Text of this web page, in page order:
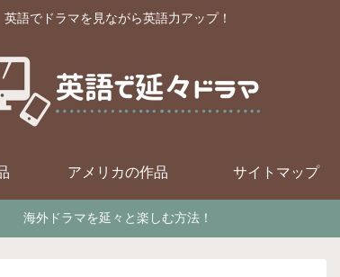
英語でドラマを見ながら英語力アップ！
アメリカの作品 サイトマップ
海外ドラマを延々と楽しむ方法！